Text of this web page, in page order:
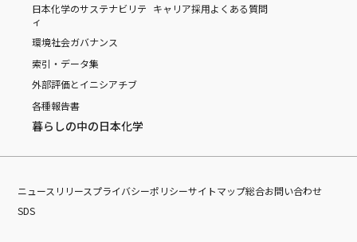
日本化学のサステナビリテ
ィ
環境社会ガバナンス
索引・データ集
外部評価とイニシアチブ
各種報告書
キャリア採用よくある質問
暮らしの中の日本化学
ニュースリリースプライバシーポリシーサイトマップ総合お問い合わせ
SDS